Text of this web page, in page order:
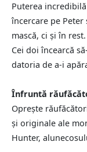
Puterea
încercare pe
mască, ci și în rest.
Cei doi încearcă
datoria de a-i
Înfruntă
Oprește
și originale ale
Hunter,